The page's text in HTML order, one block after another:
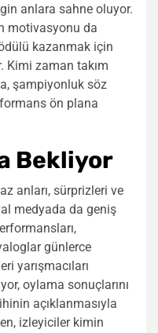
anlara sahne oluyor.
motivasyonu da
kazanmak için
Kimi zaman takım
şampiyonluk söz
ön plana
Bekliyor
anları, sürprizleri ve
medyada da geniş
günlerce
yarışmacıları
oylama sonuçlarını
açıklanmasıyla
izleyiciler kimin